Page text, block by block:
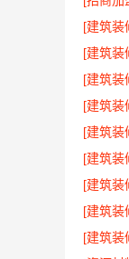
[建筑装
[建筑装
[建筑装
[建筑装
[建筑装
[建筑装
[建筑装
[建筑装
[建筑装